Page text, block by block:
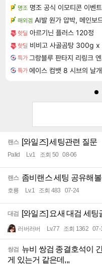
명조 명조 공식 이모티콘 이벤트
해외겜 AI발 원가 압박, 메인보
핫딜 아르기닌 플러스 120정
핫딜 비비고 사골곰탕 300g
특가
특가
랜스 [와일즈] 세팅관련 질문
Palid Lv.1 조회 50 08-06
랜스 좀비랜스 세팅 공유해
호룡 Lv.1 조회 483 07-24
대검 [와일즈] 요새 대검 세
러버러버 Lv.77 조회 1362 07-
쌍검 뉴비 쌍검 종결호석이
게 있는거 같은데,,,